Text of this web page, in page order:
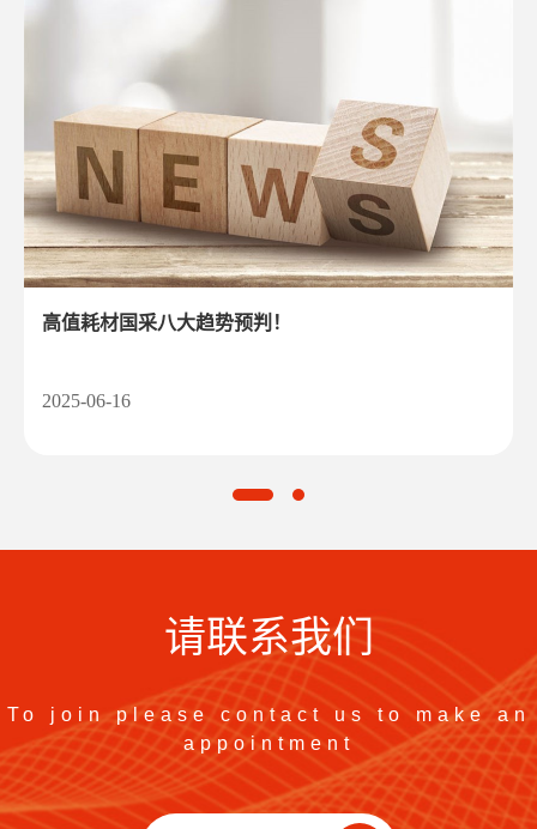
16
2025-06
马如青：浅谈企业文化管理
16
2025-06
医疗康复器械适用于哪些人?怎么样选择合适的康复器材...
请联系我们
To join please contact us to make an
appointment